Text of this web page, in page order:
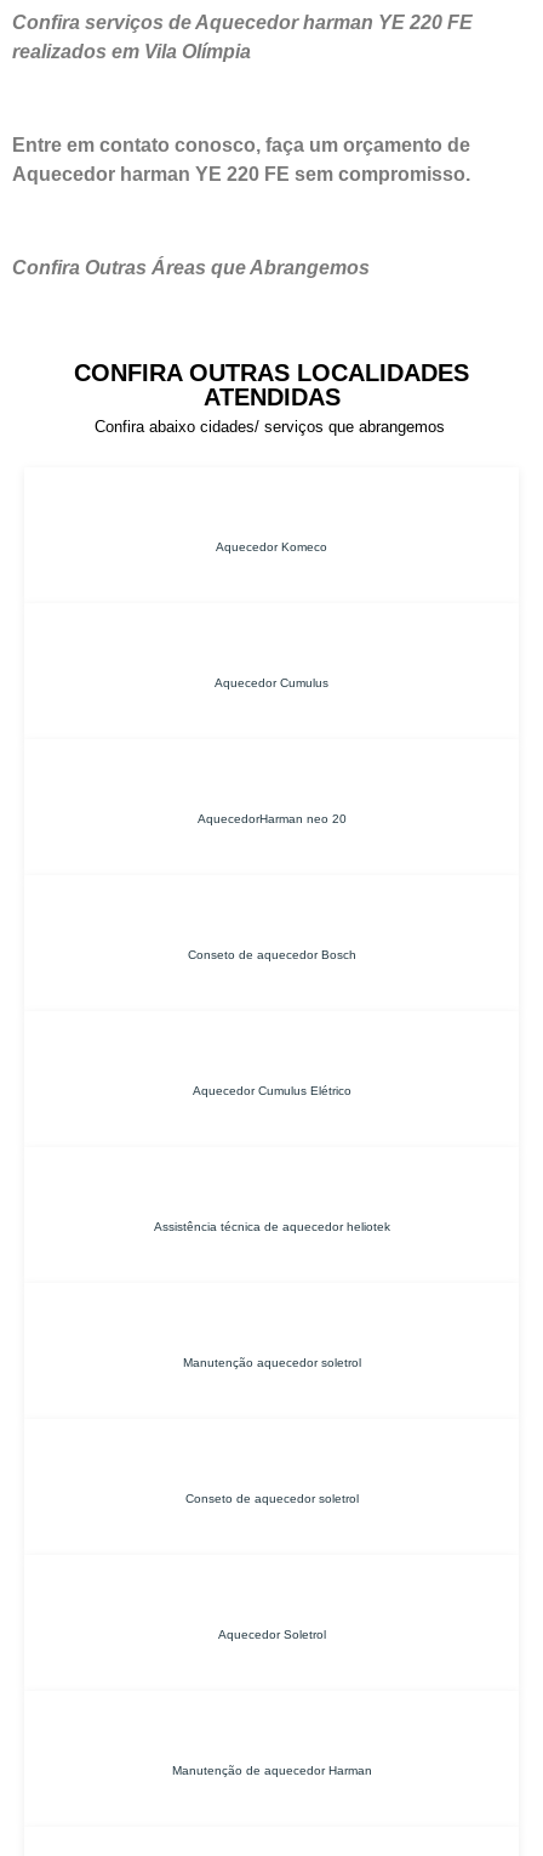
Confira serviços de Aquecedor harman YE 220 FE
realizados em Vila Olímpia
Entre em contato conosco, faça um orçamento de
Aquecedor harman YE 220 FE sem compromisso.
Confira Outras Áreas que Abrangemos
CONFIRA OUTRAS LOCALIDADES
ATENDIDAS
Confira abaixo cidades/ serviços que abrangemos
Aquecedor Komeco
Aquecedor Cumulus
AquecedorHarman neo 20
Conseto de aquecedor Bosch
Aquecedor Cumulus Elétrico
Assistência técnica de aquecedor heliotek
Manutenção aquecedor soletrol
Conseto de aquecedor soletrol
Aquecedor Soletrol
Manutenção de aquecedor Harman